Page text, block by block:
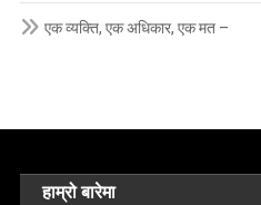
एक व्यक्ति, एक अधिकार, एक मत –
हाम्रो बारेमा